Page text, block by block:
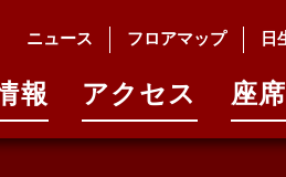
ニュース フロアマップ 日
報 アクセス 座